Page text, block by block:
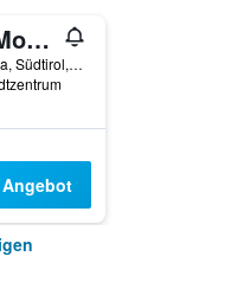
Vigilius Mountain Resort, a Member of Design Hotels
Via Villa, 3, Lana, Südtirol, Italien